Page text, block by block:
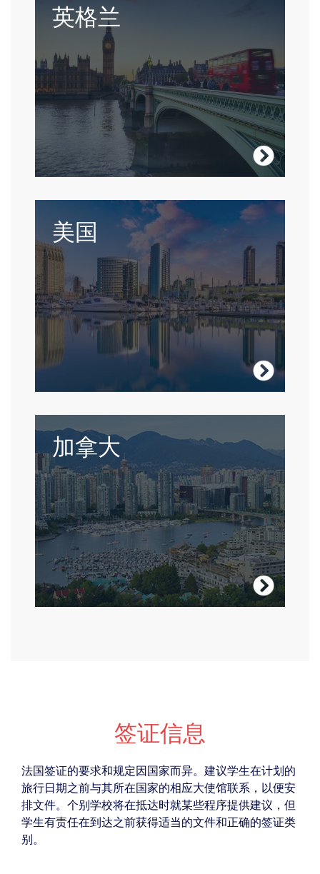
英格兰
英国是各行各业人的家园，是一个由色彩斑
斓的城市和自然风光组成的多元文化的马赛
Visit England
美国
没有什么地方比一个幅员辽阔、文化各异的
国家更能提高您的语言技能了。
加拿大
在迷人的联合国教科文组织，世界遗产地生
活和学习绝对能受到鼓舞。
Visit Canada
签证信息
法国签证的要求和规定因国家而异。建议学生在计划的
旅行日期之前与其所在国家的相应大使馆联系，以便安
排文件。个别学校将在抵达时就某些程序提供建议，但
学生有责任在到达之前获得适当的文件和正确的签证类
别。